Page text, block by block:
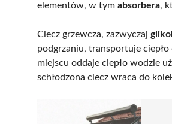
elementów, w tym absorbera,
Ciecz grzewcza, zazwyczaj glikol
podgrzaniu, transportuje ciepło
miejscu oddaje ciepło wodzie
schłodzona ciecz wraca do